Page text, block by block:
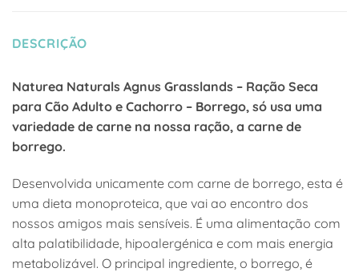
DESCRIÇÃO
Naturea Naturals Agnus Grasslands – Ração Seca
para Cão Adulto e Cachorro – Borrego, só usa uma
variedade de carne na nossa ração, a carne de
borrego.
Desenvolvida unicamente com carne de borrego, esta é
uma dieta monoproteica, que vai ao encontro dos
nossos amigos mais sensíveis. É uma alimentação com
alta palatibilidade, hipoalergénica e com mais energia
metabolizável. O principal ingrediente, o borrego, é